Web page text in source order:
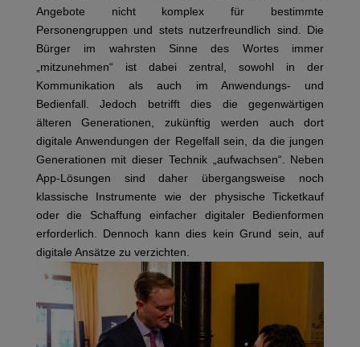
Angebote nicht komplex für bestimmte
Personengruppen und stets nutzerfreundlich sind. Die
Bürger im wahrsten Sinne des Wortes immer
„mitzunehmen“ ist dabei zentral, sowohl in der
Kommunikation als auch im Anwendungs- und
Bedienfall. Jedoch betrifft dies die gegenwärtigen
älteren Generationen, zukünftig werden auch dort
digitale Anwendungen der Regelfall sein, da die jungen
Generationen mit dieser Technik „aufwachsen“. Neben
App-Lösungen sind daher übergangsweise noch
klassische Instrumente wie der physische Ticketkauf
oder die Schaffung einfacher digitaler Bedienformen
erforderlich. Dennoch kann dies kein Grund sein, auf
digitale Ansätze zu verzichten.